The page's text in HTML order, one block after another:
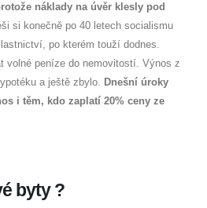
náklady na úvěr klesly pod
si konečně po 40 letech socialismu
po kterém touží dodnes.
volné peníze do nemovitostí. Výnos z
a ještě zbylo. Dnešní úroky
i těm, kdo zaplatí 20% ceny ze
byty ?